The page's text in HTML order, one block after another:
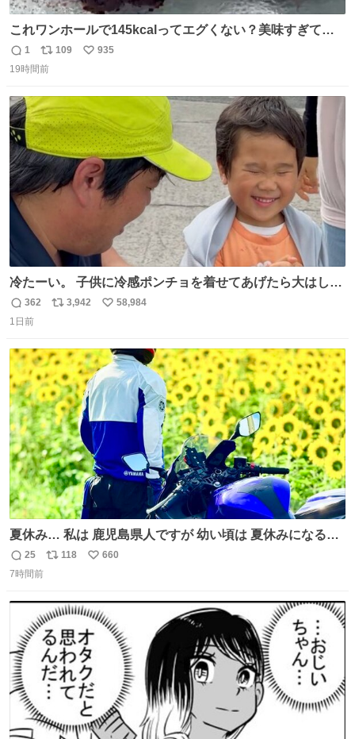
これワンホールで145kcalってエグくない？美味すぎて毎
日食べてるけど、次の日体重測ったら痩せてるの嬉しすぎ
る😭 レシピリプ⬇️
返
信
1
リ
ポ
ト
数
109
い
数
935
19時間前
冷たーい。 子供に冷感ポンチョを着せてあげたら大はしゃ
ぎで喜んでくれました。 こんな素敵な代物を提供してくれ
た山口県の恩師に感謝。
返
信
362
リ
ト
数
3,942
い
数
58,984
1日前
夏休み… 私は 鹿児島県人ですが 幼い頃は 夏休みになると
母の郷… 山梨へ遊びに行くのが楽しみでした 母の実家へ 1
ヶ月近く泊まって … … 今の私は 医療従事者 お盆休み？ﾅﾆ
景 淡い記憶 そんな思い出の風景… ありますか？
返
信
25
リ
ト
数
118
い
数
660
7時間前